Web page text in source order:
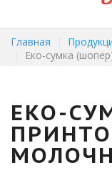
Главная
Еко-сумка
ЕКО-